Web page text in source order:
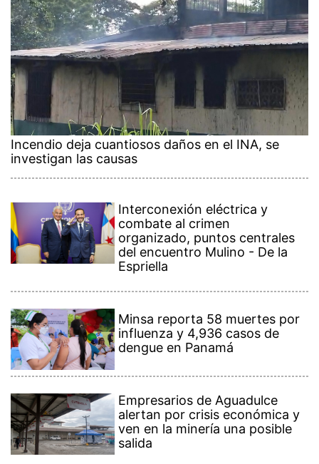
Incendio deja cuantiosos daños en el INA, se
investigan las causas
Interconexión eléctrica y
combate al crimen
organizado, puntos centrales
del encuentro Mulino - De la
Espriella
Minsa reporta 58 muertes por
influenza y 4,936 casos de
dengue en Panamá
Empresarios de Aguadulce
alertan por crisis económica y
ven en la minería una posible
salida